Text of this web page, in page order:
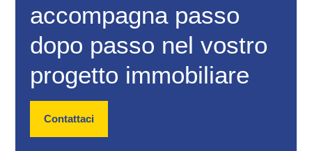
accompagna passo
dopo passo nel vostro
progetto immobiliare
Contattaci